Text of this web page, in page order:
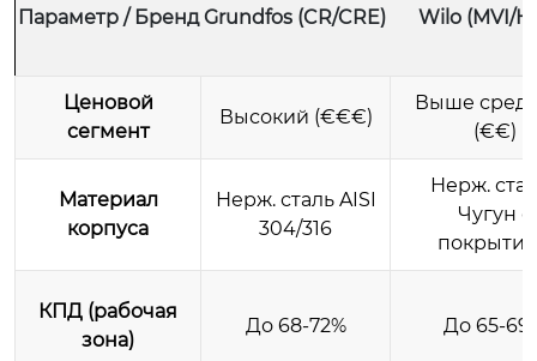
Параметр / Бренд Grundfos (CR/CRE) Wilo (MVI/
Ценовой
сегмент
Высокий (€€€)
Выше
(€€)
Материал
корпуса
Нерж. сталь AISI
304/316
Нерж.
Чугун с
КПД (рабочая
зона)
До 68-72% До 65-